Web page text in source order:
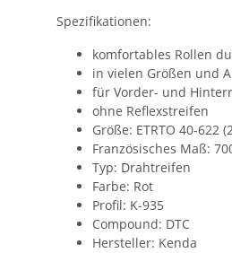
Spezifikationen:
komfortables Rollen
in vielen Größen und
für Vorder- und
ohne Reflexstreifen
Größe: ETRTO 40-622
Französisches Maß:
Typ: Drahtreifen
Farbe: Rot
Profil: K-935
Compound: DTC
Hersteller: Kenda